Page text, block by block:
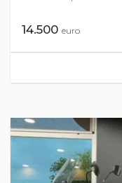
14.500 euro